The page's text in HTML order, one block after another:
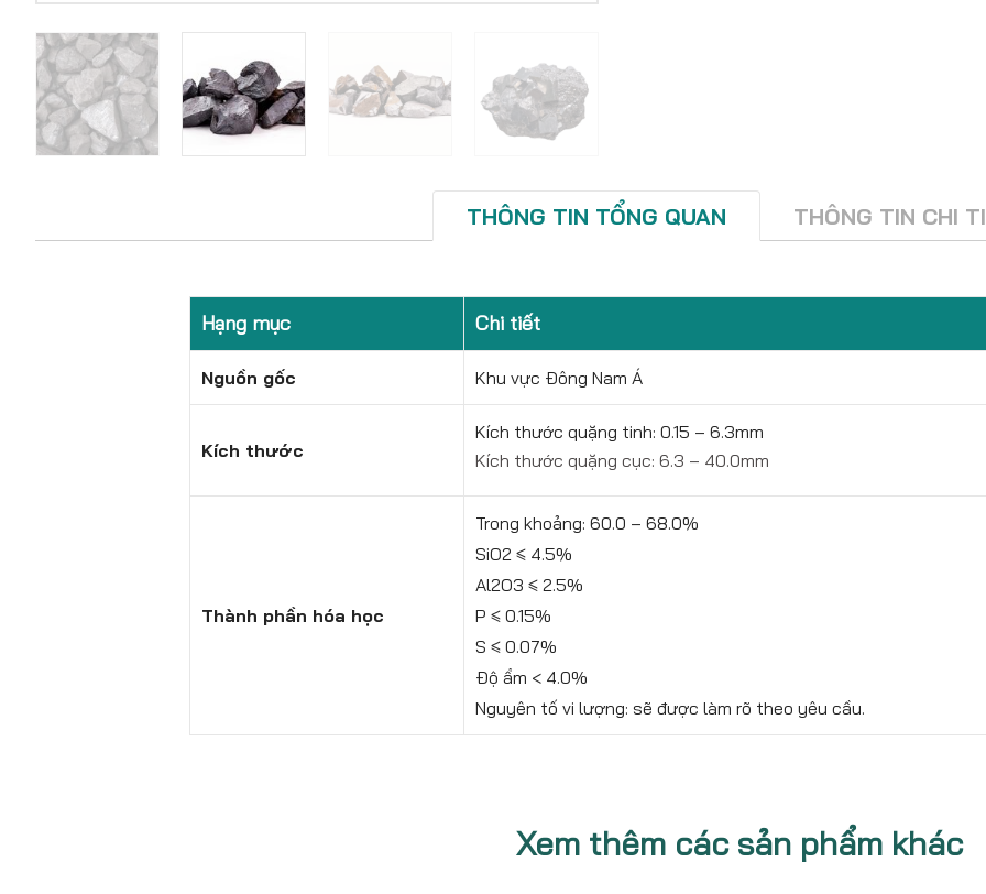
THÔNG TIN TỔNG QUAN THÔNG TIN CHI
Hạng mục Chi tiết
Nguồn gốc Khu vực Đông Nam Á
Kích thước
Kích thước quặng tinh: 0.15 – 6.3mm
Kích thước quặng cục: 6.3 – 40.0mm
Thành phần hóa học
Trong khoảng: 60.0 – 68.0%
SiO2 ≤ 4.5%
Al2O3 ≤ 2.5%
P ≤ 0.15%
S ≤ 0.07%
Độ ẩm < 4.0%
Nguyên tố vi lượng: sẽ được làm rõ theo yêu cầu.
Xem thêm các sản phẩm khác